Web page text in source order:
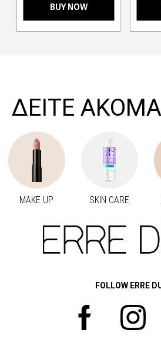
BUY NOW
ΔΕΙΤΕ ΑΚΟΜΑ
MAKE UP SKIN CARE
FOLLOW ERRE